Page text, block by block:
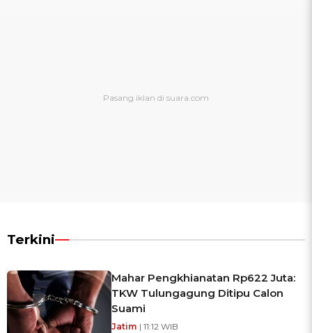
Terkini
Mahar Pengkhianatan Rp622 Juta:
TKW Tulungagung Ditipu Calon
Suami
Jatim | 11:12 WIB